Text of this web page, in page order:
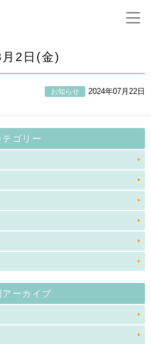
2日(金)
お知らせ 2024年07月22日
テゴリー
アーカイブ